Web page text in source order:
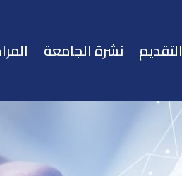
التقديم نشرة الجامعة